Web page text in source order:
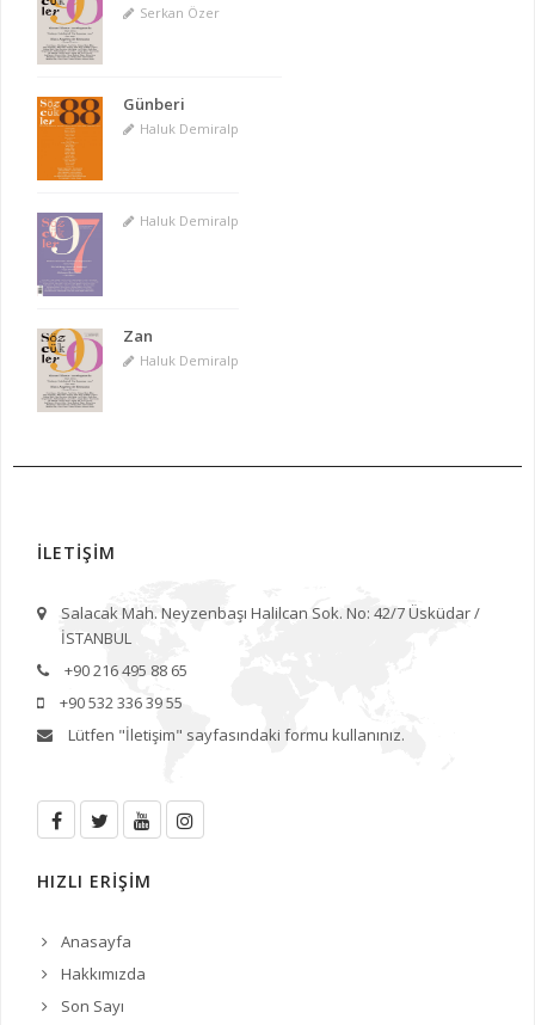
Serkan Özer
Günberi
Haluk Demiralp
Haluk Demiralp
Zan
Haluk Demiralp
İLETİŞİM
Salacak Mah. Neyzenbaşı Halilcan Sok. No: 42/7 Üsküdar /
İSTANBUL
+90 216 495 88 65
+90 532 336 39 55
Lütfen "İletişim" sayfasındaki formu kullanınız.
HIZLI ERİŞİM
Anasayfa
Hakkımızda
Son Sayı